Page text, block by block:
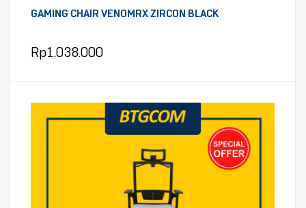
GAMING CHAIR VENOMRX ZIRCON BLACK
Rp1.038.000